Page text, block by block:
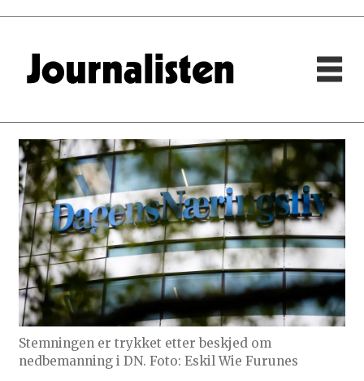
Stemningen er trykket etter beskjed om
nedbemanning i DN. Foto: Eskil Wie Furunes